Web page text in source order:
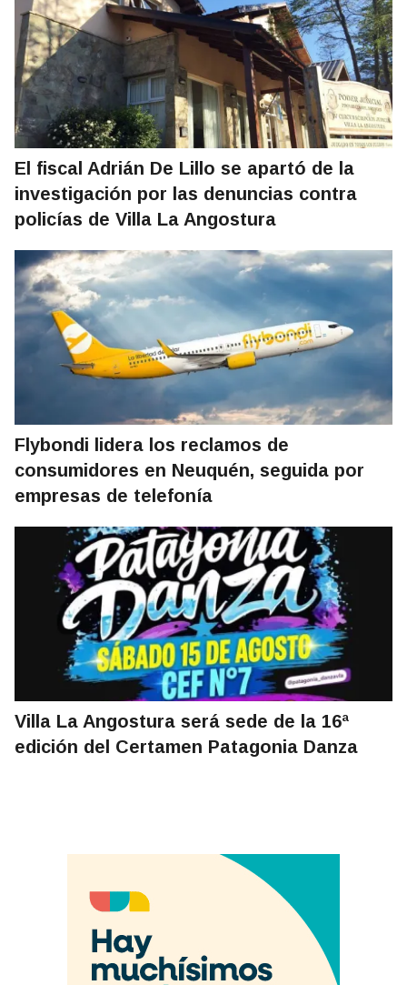
El fiscal Adrián De Lillo se apartó de la
investigación por las denuncias contra
policías de Villa La Angostura
Flybondi lidera los reclamos de
consumidores en Neuquén, seguida por
empresas de telefonía
Villa La Angostura será sede de la 16ª
edición del Certamen Patagonia Danza